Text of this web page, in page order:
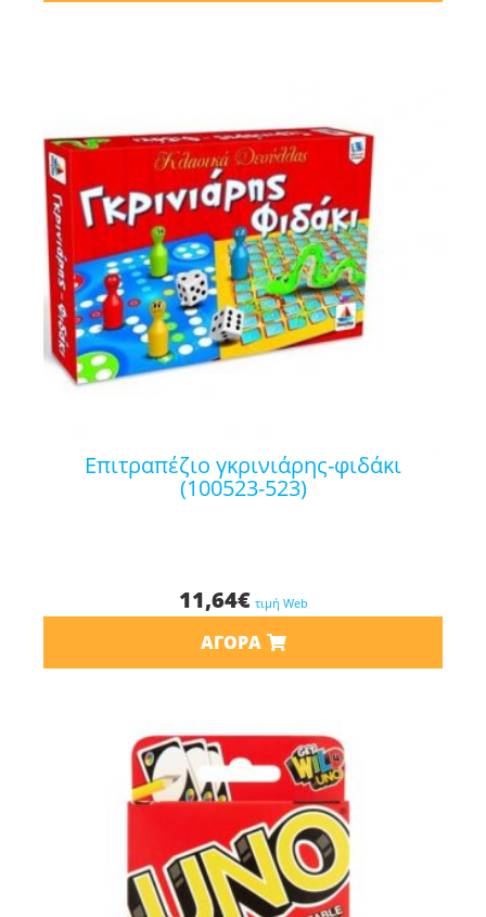
επιτραπέζιο γκρινιάρης-φιδάκι
(100523-523)
11,64€ τιμή Web
ΑΓΟΡΆ